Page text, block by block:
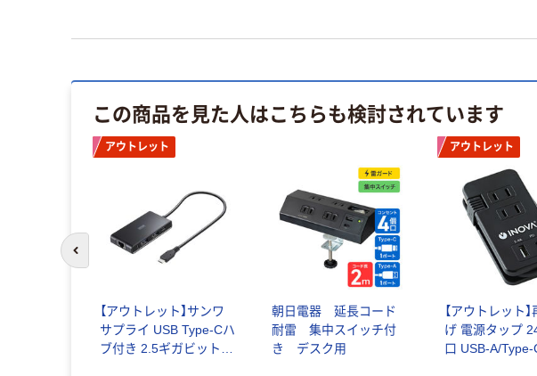
この商品を見た人はこちらも検討されています
アウトレット
【アウトレット】サンワ
サプライ USB Type-Cハ
ブ付き 2.5ギガビット
朝日電器 延長コード
耐雷 集中スイッチ付
き デスク用
アウトレット
【アウトレット
げ 電源タップ
口 USB-A/Type-
前のスライドへ